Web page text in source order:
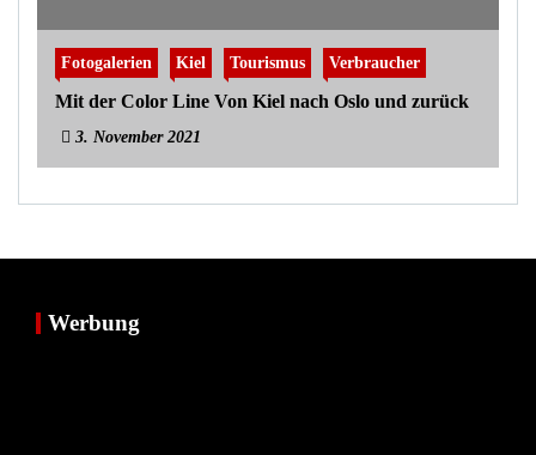
Fotogalerien Kiel Tourismus Verbraucher
Mit der Color Line Von Kiel nach Oslo und zurück
3. November 2021
Werbung